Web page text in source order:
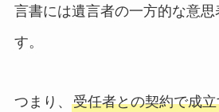
言書には遺言者の一方的な意思
す。
つまり、 受任者との契約で成